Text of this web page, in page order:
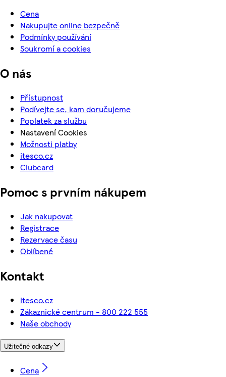
Cena
Nakupujte online bezpečně
Podmínky používání
Soukromí a cookies
O nás
Přístupnost
Podívejte se, kam doručujeme
Poplatek za službu
Nastavení Cookies
Možnosti platby
itesco.cz
Clubcard
Pomoc s prvním nákupem
Jak nakupovat
Registrace
Rezervace času
Oblíbené
Kontakt
itesco.cz
Zákaznické centrum - 800 222 555
Naše obchody
Užitečné odkazy
Cena